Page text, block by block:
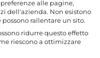
alle pagine,
dell'azienda. Non esistono
rallentare un sito.
ridurre questo effetto
riescono a ottimizzare